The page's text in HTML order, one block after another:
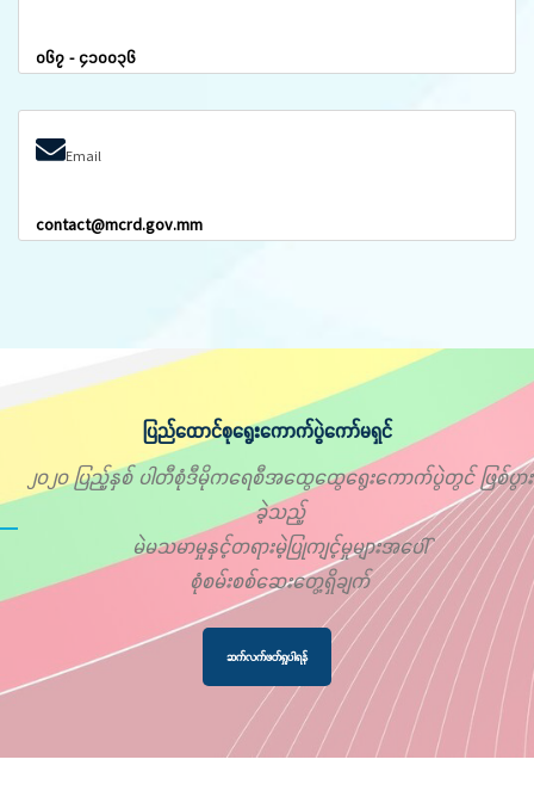
၀၆၇ - ၄၁၀၀၃၆
Email
contact@mcrd.gov.mm
ပြည်ထောင်စုရွေးကောက်ပွဲကော်မရှင်
၂၀၂၀ ပြည့်နှစ် ပါတီစုံဒီမိုကရေစီအထွေထွေရွေးကောက်ပွဲတွင် ဖြစ်ပွား
ခဲ့သည့်
မဲမသမာမှုနှင့်တရားမဲ့ပြုကျင့်မှုများအပေါ်
စုံစမ်းစစ်ဆေးတွေ့ရှိချက်
ဆက်လက်ဖတ်ရှုပါရန်